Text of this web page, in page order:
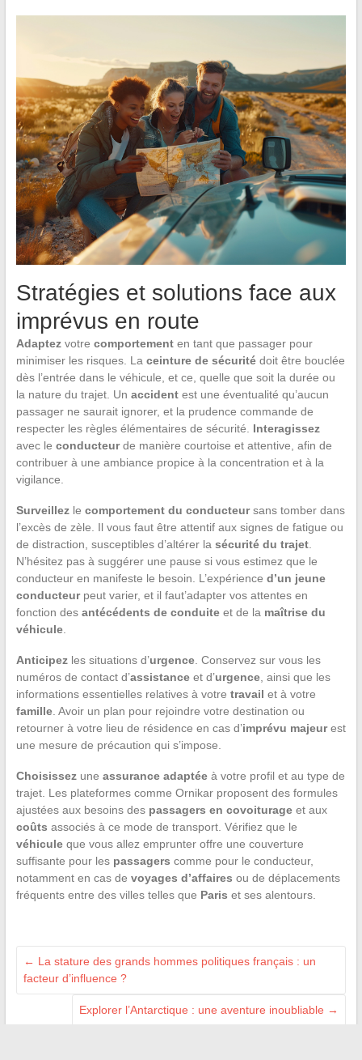
Stratégies et solutions face aux
imprévus en route
Adaptezvotre comportementen tant que passager pour
minimiser les risques. La ceinture de sécuritédoit être bouclée
dès l’entrée dans le véhicule, et ce, quelle que soit la durée ou
la nature du trajet. Un accidentest une éventualité qu’aucun
passager ne saurait ignorer, et la prudence commande de
respecter les règles élémentaires de sécurité. Interagissez
avec le conducteurde manière courtoise et attentive, afin de
contribuer à une ambiance propice à la concentration et à la
vigilance.
Surveillezle comportement du conducteursans tomber dans
l’excès de zèle. Il vous faut être attentif aux signes de fatigue ou
de distraction, susceptibles d’altérer la sécurité du trajet.
N’hésitez pas à suggérer une pause si vous estimez que le
conducteur en manifeste le besoin. L’expérience d’un jeune
conducteurpeut varier, et il faut’adapter vos attentes en
fonction des antécédents de conduiteet de la maîtrise du
véhicule.
Anticipezles situations d’urgence. Conservez sur vous les
numéros de contact d’assistanceet d’urgence, ainsi que les
informations essentielles relatives à votre travail et à votre
famille. Avoir un plan pour rejoindre votre destination ou
retourner à votre lieu de résidence en cas d’imprévu majeurest
une mesure de précaution qui s’impose.
Choisissezune assurance adaptéeà votre profil et au type de
trajet. Les plateformes comme Ornikar proposent des formules
ajustées aux besoins des passagers en covoiturageet aux
coûts associés à ce mode de transport. Vérifiez que le
véhiculeque vous allez emprunter offre une couverture
suffisante pour les passagers comme pour le conducteur,
notamment en cas de voyages d’affaires ou de déplacements
fréquents entre des villes telles que Paris et ses alentours.
← La stature des grands hommes politiques français : un
facteur d’influence ?
Explorer l’Antarctique : une aventure inoubliable →